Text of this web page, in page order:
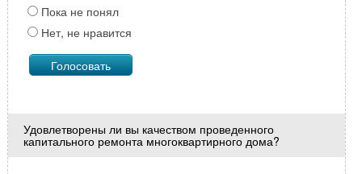
Пока не понял
Нет, не нравится
Удовлетворены ли вы качеством проведенного
капитального ремонта многоквартирного дома?